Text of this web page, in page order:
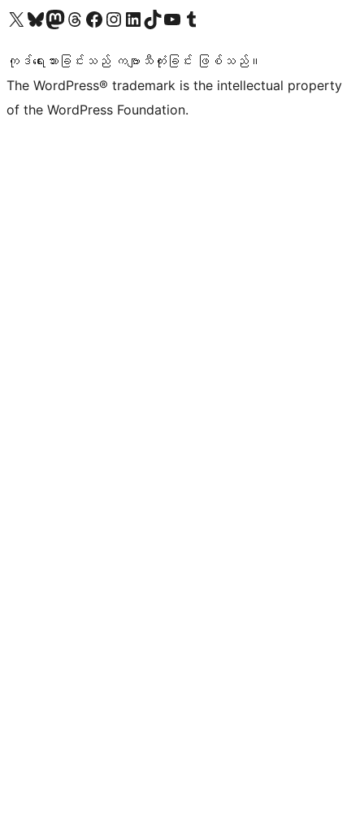
ကျွန်ုပ်တို့၏ X (ယခင် Twitter) အကောင့်သို့ သွားရောက်ကြည့်ရှုပါကျွန်ုပ်တို့၏ Bluesky အကောင့်သို့ ဝင်ရောက်ကြည့်ရှုရန်
ကျွန်ုပ်တို့၏ Mastodon အကောင့်သို့ သွားရောက်ကြည့်ရှုပါကျွန်ုပ်တို့၏ Threads အကောင့်သို့ ဝင်ရောက်ကြည့်ရှုရန်
ကျွန်ုပ်တို့၏ Facebook စာမျက်နှာသို့ သွားရောက်ကြည့်ရှုပါကျွန်ုပ်တို့၏ Instagram အကောင့်သို့ သွားရောက်ကြည့်ရှုပါ ကျွန်ုပ်တို့၏ LinkedIn အကောင့်သို့ သွားရောက်ကြည့်ရှုပါကျွန်ုပ်တို့၏ TikTok အကောင့်သို့ ဝင်ရောက်ကြည့်ရှုရန်
ကျွန်ုပ်တို့၏ YouTube ချန်နယ်သို့ သွားရောက်ကြည့်ရှုပါ ကျွန်ုပ်တို့၏ Tumblr အကောင့်သို့ ဝင်ရောက်ကြည့်ရှုရန်
ကုဒ်ရေးသားခြင်းသည် ကဗျာသီကုံးခြင်း ဖြစ်သည်။
The WordPress® trademark is the intellectual property
of the WordPress Foundation.